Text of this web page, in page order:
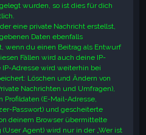
wurden, so ist dies für dich
eine private Nachricht erstellst,
Daten ebenfalls
wenn du einen Beitrag als Entwurf
Fällen wird auch deine IP-
IP-Adresse wird weiterhin bei
Löschen und Ändern von
Nachrichten und Umfragen),
(E-Mail-Adresse,
Passwort) und gescheiterte
deinem Browser übermittelte
Agent) wird nur in der „Wer ist